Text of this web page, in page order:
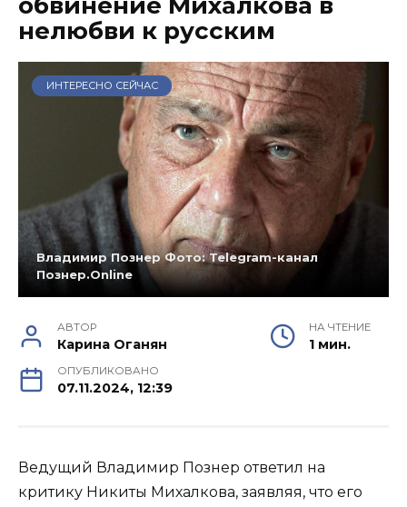
нелюбви к русским
ИНТЕРЕСНО СЕЙЧАС
Владимир Познер Фото: Telegram-канал
Познер.Online
АВТОР
Карина Оганян
НА ЧТЕНИЕ
1 мин.
ОПУБЛИКОВАНО
07.11.2024, 12:39
Ведущий Владимир Познер ответил на
критику Никиты Михалкова, заявляя, что его